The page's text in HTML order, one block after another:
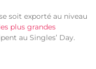
soit exporté au niveau
plus grandes
au Singles’ Day.